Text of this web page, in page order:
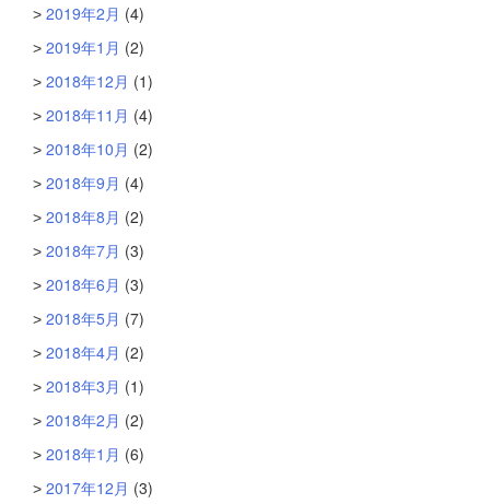
2019年2月 (4)
2019年1月 (2)
2018年12月 (1)
2018年11月 (4)
2018年10月 (2)
2018年9月 (4)
2018年8月 (2)
2018年7月 (3)
2018年6月 (3)
2018年5月 (7)
2018年4月 (2)
2018年3月 (1)
2018年2月 (2)
2018年1月 (6)
2017年12月 (3)